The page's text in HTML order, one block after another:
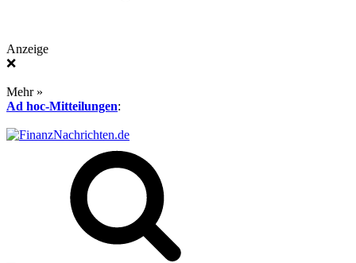
Anzeige
❌
Mehr »
Ad hoc-Mitteilungen: